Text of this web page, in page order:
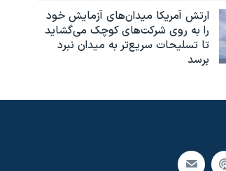
ارتش آمریکا میدان‌های آزمایش خود
را به روی شرکت‌های کوچک می‌گشاید
تا تسلیحات سریع‌تر به میدان نبرد
برسد